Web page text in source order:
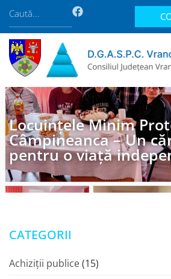
Locuințele Minim
Câmpineanca – Un
pentru o viață
CATEGORII
Achiziții publice(15)